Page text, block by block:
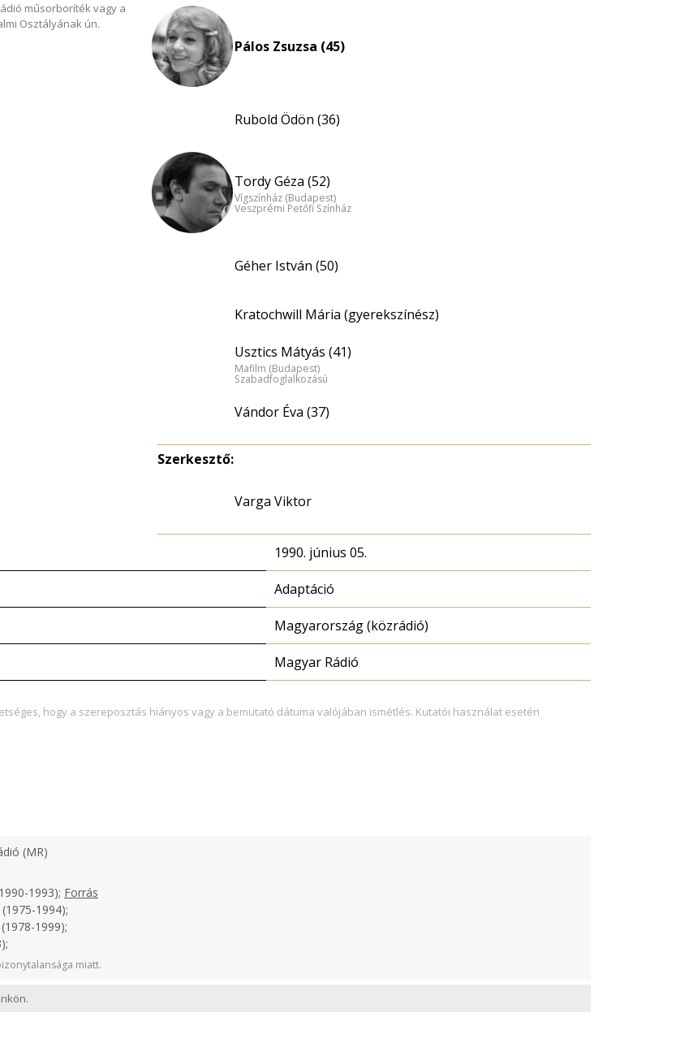
műsorboríték vagy a
Osztályának ún.
Pálos Zsuzsa (45)
Rubold Ödön (36)
Tordy Géza (52)
Vígszínház (Budapest)
Veszprémi Petőfi Színház
Géher István (50)
Kratochwill Mária (gyerekszínész)
Usztics Mátyás (41)
Mafilm (Budapest)
Szabadfoglalkozású
Vándor Éva (37)
Szerkesztő:
Varga Viktor
1990. június 05.
Adaptáció
Magyarország (közrádió)
Magyar Rádió
hogy a szereposztás hiányos vagy a bemutató dátuma valójában ismétlés. Kutatói használat esetén
(MR)
1993); Forrás
1994);
1999);
miatt.